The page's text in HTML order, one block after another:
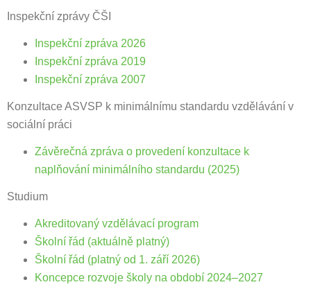
Inspekční zprávy ČŠI
Inspekční zpráva 2026
Inspekční zpráva 2019
Inspekční zpráva 2007
Konzultace ASVSP k minimálnímu standardu vzdělávání v
sociální práci
Závěrečná zpráva o provedení konzultace k
naplňování minimálního standardu (2025)
Studium
Akreditovaný vzdělávací program
Školní řád (aktuálně platný)
Školní řád (platný od 1. září 2026)
Koncepce rozvoje školy na období 2024–2027